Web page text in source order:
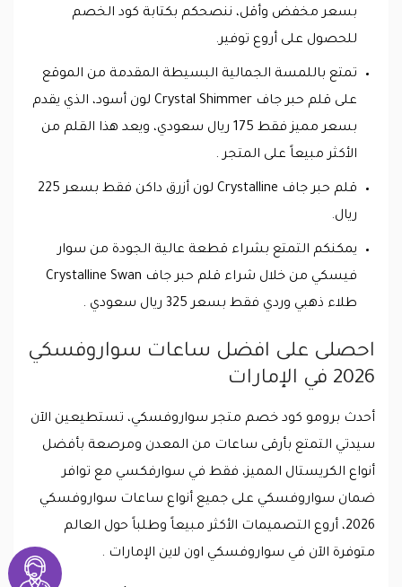
بسعر مخفض وأقل، ننصحكم بكتابة كود الخصم
للحصول على أروع توفير.
تمتع باللمسة الجمالية البسيطة المقدمة من الموقع
على قلم حبر جاف Crystal Shimmer لون أسود، الذي يقدم
بسعر مميز فقط 175 ريال سعودي، ويعد هذا القلم من
الأكثر مبيعاً على المتجر .
قلم حبر جاف Crystalline لون أزرق داكن فقط بسعر 225
ريال.
يمكنكم التمتع بشراء قطعة عالية الجودة من سوار
فيسكي من خلال شراء قلم حبر جاف Crystalline Swan
طلاء ذهبي وردي فقط بسعر 325 ريال سعودي .
احصلى على افضل ساعات سواروفسكي
2026 في الإمارات
أحدث برومو كود خصم متجر سواروفسكي، تستطيعين الآن
سيدتي التمتع بأرقى ساعات من المعدن ومرصعة بأفضل
أنواع الكريستال المميز، فقط في سوارفكسي مع توافر
ضمان سواروفسكي على جميع أنواع ساعات سواروفسكي
2026، أروع التصميمات الأكثر مبيعاً وطلباً حول العالم
متوفرة الآن في سواروفسكي اون لاين الإمارات .